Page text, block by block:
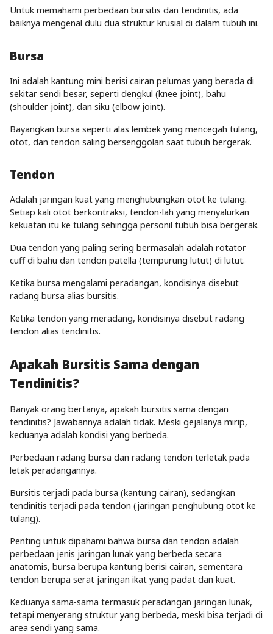
Untuk memahami perbedaan bursitis dan tendinitis, ada
baiknya mengenal dulu dua struktur krusial di dalam tubuh ini.
Bursa
Ini adalah kantung mini berisi cairan pelumas yang berada di
sekitar sendi besar, seperti dengkul (knee joint), bahu
(shoulder joint), dan siku (elbow joint).
Bayangkan bursa seperti alas lembek yang mencegah tulang,
otot, dan tendon saling bersenggolan saat tubuh bergerak.
Tendon
Adalah jaringan kuat yang menghubungkan otot ke tulang.
Setiap kali otot berkontraksi, tendon-lah yang menyalurkan
kekuatan itu ke tulang sehingga personil tubuh bisa bergerak.
Dua tendon yang paling sering bermasalah adalah rotator
cuff di bahu dan tendon patella (tempurung lutut) di lutut.
Ketika bursa mengalami peradangan, kondisinya disebut
radang bursa alias bursitis.
Ketika tendon yang meradang, kondisinya disebut radang
tendon alias tendinitis.
Apakah Bursitis Sama dengan
Tendinitis?
Banyak orang bertanya, apakah bursitis sama dengan
tendinitis? Jawabannya adalah tidak. Meski gejalanya mirip,
keduanya adalah kondisi yang berbeda.
Perbedaan radang bursa dan radang tendon terletak pada
letak peradangannya.
Bursitis terjadi pada bursa (kantung cairan), sedangkan
tendinitis terjadi pada tendon (jaringan penghubung otot ke
tulang).
Penting untuk dipahami bahwa bursa dan tendon adalah
perbedaan jenis jaringan lunak yang berbeda secara
anatomis, bursa berupa kantung berisi cairan, sementara
tendon berupa serat jaringan ikat yang padat dan kuat.
Keduanya sama-sama termasuk peradangan jaringan lunak,
tetapi menyerang struktur yang berbeda, meski bisa terjadi di
area sendi yang sama.